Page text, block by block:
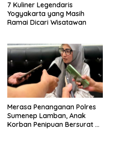
7 Kuliner Legendaris
Yogyakarta yang Masih
Ramai Dicari Wisatawan
Merasa Penanganan Polres
Sumenep Lamban, Anak
Korban Penipuan Bersurat ke